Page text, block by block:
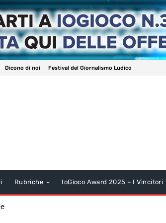
Dicono di noi Festival del Giornalismo Ludico
Rubriche IoGioco Award 2025 – I Vincitori